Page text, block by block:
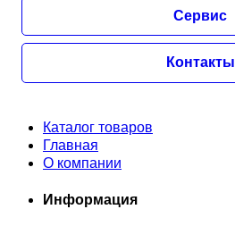
Сервис
Контакты
Каталог товаров
Главная
О компании
Информация